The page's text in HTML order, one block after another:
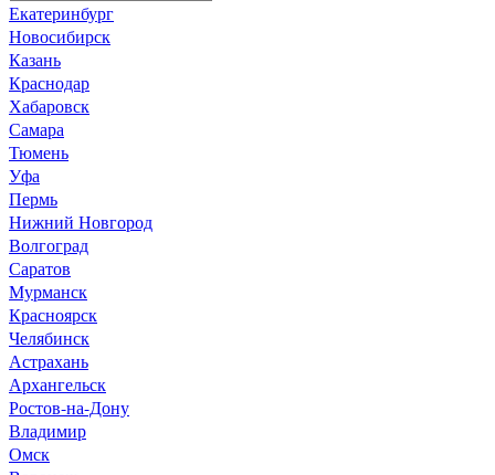
Екатеринбург
Новосибирск
Казань
Краснодар
Хабаровск
Самара
Тюмень
Уфа
Пермь
Нижний Новгород
Волгоград
Саратов
Мурманск
Красноярск
Челябинск
Астрахань
Архангельск
Ростов-на-Дону
Владимир
Омск